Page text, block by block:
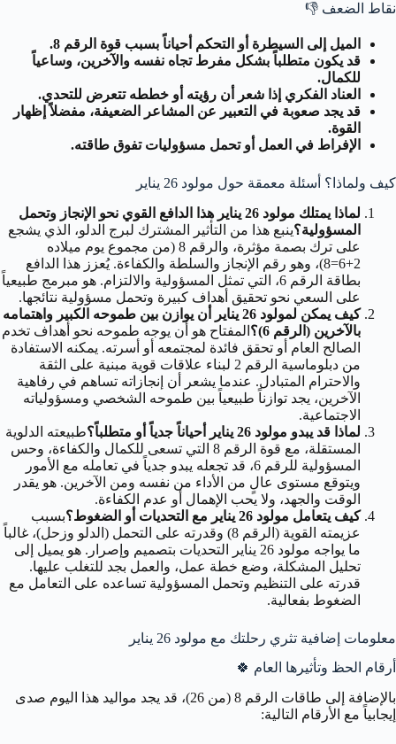
نقاط الضعف 👎
الميل إلى السيطرة أو التحكم أحياناً بسبب قوة الرقم 8.
قد يكون متطلباً بشكل مفرط تجاه نفسه والآخرين، وساعياً
للكمال.
العناد الفكري إذا شعر أن رؤيته أو خططه تتعرض للتحدي.
قد يجد صعوبة في التعبير عن المشاعر الضعيفة، مفضلاً إظهار
القوة.
الإفراط في العمل أو تحمل مسؤوليات تفوق طاقته.
كيف ولماذا؟ أسئلة معمقة حول مولود 26 يناير
لماذا يمتلك مولود 26 يناير هذا الدافع القوي نحو الإنجاز وتحمل
المسؤولية؟ينبع هذا من التأثير المشترك لبرج الدلو، الذي يشجع
على ترك بصمة مؤثرة، والرقم 8 (من مجموع يوم ميلاده
2+6=8)، وهو رقم الإنجاز والسلطة والكفاءة. يُعزز هذا الدافع
بطاقة الرقم 6، التي تمثل المسؤولية والالتزام. هو مبرمج طبيعياً
على السعي نحو تحقيق أهداف كبيرة وتحمل مسؤولية نتائجها.
كيف يمكن لمولود 26 يناير أن يوازن بين طموحه الكبير واهتمامه
بالآخرين (الرقم 6)؟
المفتاح هو أن يوجه طموحه نحو أهداف تخدم
الصالح العام أو تحقق فائدة لمجتمعه أو أسرته. يمكنه الاستفادة
من دبلوماسية الرقم 2 لبناء علاقات قوية مبنية على الثقة
والاحترام المتبادل. عندما يشعر أن إنجازاته تساهم في رفاهية
الآخرين، يجد توازناً طبيعياً بين طموحه الشخصي ومسؤولياته
الاجتماعية.
لماذا قد يبدو مولود 26 يناير أحياناً جدياً أو متطلباً؟
طبيعته الدلوية
المستقلة، مع قوة الرقم 8 التي تسعى للكمال والكفاءة، وحس
المسؤولية للرقم 6، قد تجعله يبدو جدياً في تعامله مع الأمور
ويتوقع مستوى عالٍ من الأداء من نفسه ومن الآخرين. هو يقدر
الوقت والجهد، ولا يحب الإهمال أو عدم الكفاءة.
كيف يتعامل مولود 26 يناير مع التحديات أو الضغوط؟
بسبب
عزيمته القوية (الرقم 8) وقدرته على التحمل (الدلو وزحل)، غالباً
ما يواجه مولود 26 يناير التحديات بتصميم وإصرار. هو يميل إلى
تحليل المشكلة، وضع خطة عمل، والعمل بجد للتغلب عليها.
قدرته على التنظيم وتحمل المسؤولية تساعده على التعامل مع
الضغوط بفعالية.
معلومات إضافية تثري رحلتك مع مولود 26 يناير
أرقام الحظ وتأثيرها العام 🍀
بالإضافة إلى طاقات الرقم 8 (من 26)، قد يجد مواليد هذا اليوم صدى
إيجابياً مع الأرقام التالية: